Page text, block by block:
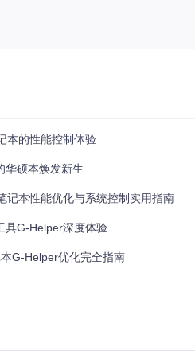
率提升30%
，配合独显直连模式，使游戏平均帧
本的性能控制体验
华硕本焕发新生
记本性能优化与系统控制实用指南
具G-Helper深度体验
G-Helper优化完全指南